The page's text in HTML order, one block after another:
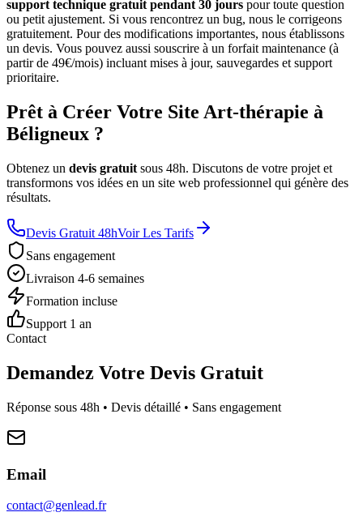
support technique gratuit pendant 30 jours pour toute question
ou petit ajustement. Si vous rencontrez un bug, nous le corrigeons
gratuitement. Pour des modifications importantes, nous établissons
un devis. Vous pouvez aussi souscrire à un forfait maintenance (à
partir de 49€/mois) incluant mises à jour, sauvegardes et support
prioritaire.
Prêt à Créer Votre Site Art-thérapie à
Béligneux ?
Obtenez un devis gratuit sous 48h. Discutons de votre projet et
transformons vos idées en un site web professionnel qui génère des
résultats.
Devis Gratuit 48hVoir Les Tarifs
Sans engagement
Livraison 4-6 semaines
Formation incluse
Support 1 an
Contact
Demandez Votre Devis Gratuit
Réponse sous 48h • Devis détaillé • Sans engagement
Email
contact@genlead.fr